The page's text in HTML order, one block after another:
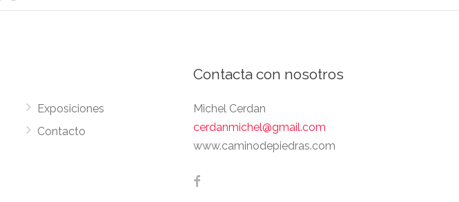
Exposiciones
Contacto
Contacta con nosotros
Michel Cerdan
cerdanmichel@gmail.com
www.caminodepiedras.com